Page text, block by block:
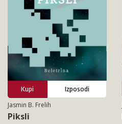
Kupi
Izposodi
Jasmin B. Frelih
Piksli